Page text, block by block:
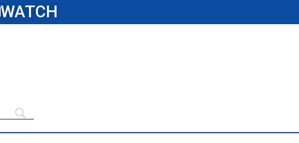
WATCH